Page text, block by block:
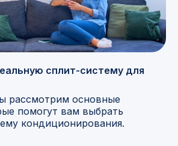
сплит-систему для
рассмотрим основные
помогут вам выбрать
кондиционирования.